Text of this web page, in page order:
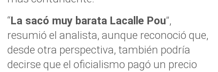
“La sacó muy barata Lacalle Pou”,
resumió el analista, aunque reconoció que,
desde otra perspectiva, también podría
decirse que el oficialismo pagó un precio